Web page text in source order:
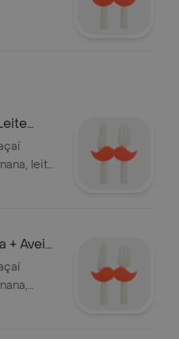
leite
copo ira
os
pagos
+ Aveia
com